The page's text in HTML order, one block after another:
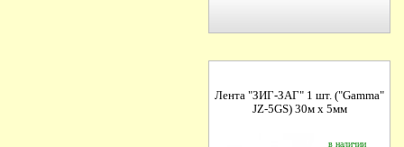
Лента "ЗИГ-ЗАГ" 1 шт. ("Gamma"
JZ-5GS) 30м х 5мм
в наличии